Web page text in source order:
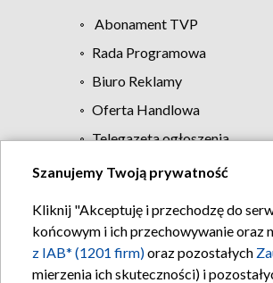
Abonament TVP
Rada Programowa
Biuro Reklamy
Oferta Handlowa
Telegazeta ogłoszenia
Szanujemy Twoją prywatność
Kliknij "Akceptuję i przechodzę do
końcowym i ich przechowywanie oraz
z IAB* (1201 firm)oraz pozostałych
mierzenia ich skuteczności) i